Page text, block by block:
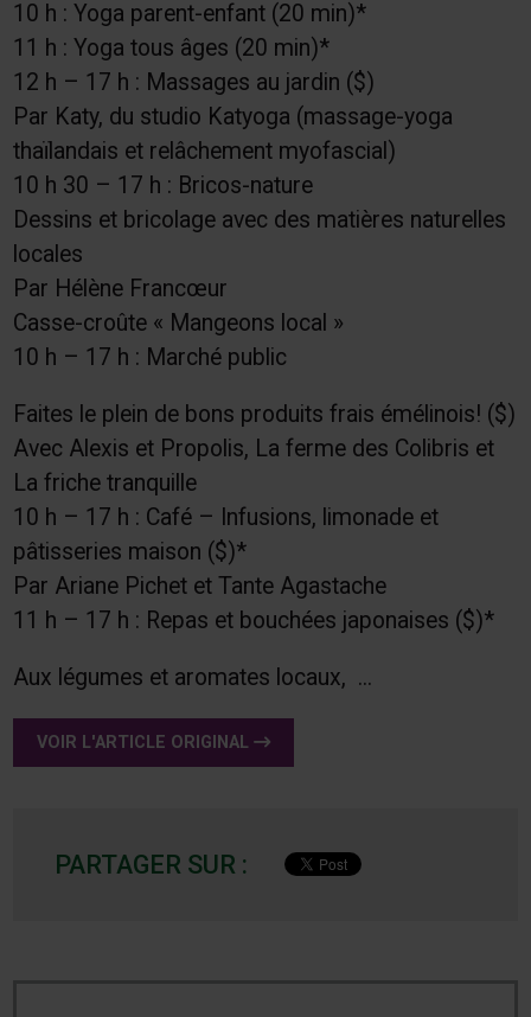
10 h : Yoga parent-enfant (20 min)*
11 h : Yoga tous âges (20 min)*
12 h – 17 h : Massages au jardin ($)
Par Katy, du studio Katyoga (massage-yoga
thaïlandais et relâchement myofascial)
10 h 30 – 17 h : Bricos-nature
Dessins et bricolage avec des matières naturelles
locales
Par Hélène Francœur
Casse-croûte « Mangeons local »
10 h – 17 h : Marché public
Faites le plein de bons produits frais émélinois! ($)
Avec Alexis et Propolis, La ferme des Colibris et
La friche tranquille
10 h – 17 h : Café – Infusions, limonade et
pâtisseries maison ($)*
Par Ariane Pichet et Tante Agastache
11 h – 17 h : Repas et bouchées japonaises ($)*
Aux légumes et aromates locaux, ...
VOIR L'ARTICLE ORIGINAL
PARTAGER SUR :